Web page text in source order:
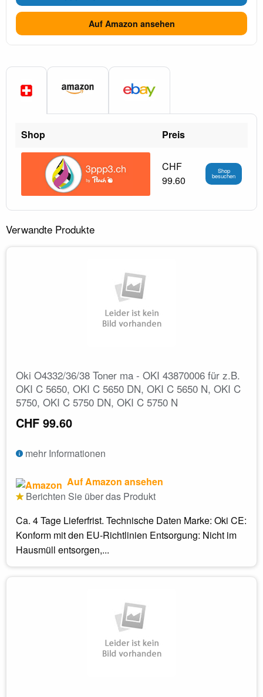
Auf Amazon ansehen
Shop Preis
CHF
99.60
Shop
besuchen
Verwandte Produkte
Oki O4332/36/38 Toner ma - OKI 43870006 für z.B.
OKI C 5650, OKI C 5650 DN, OKI C 5650 N, OKI C
5750, OKI C 5750 DN, OKI C 5750 N
CHF 99.60
mehr Informationen
Auf Amazon ansehen
Berichten Sie über das Produkt
Ca. 4 Tage Lieferfrist. Technische Daten Marke: Oki CE:
Konform mit den EU-Richtlinien Entsorgung: Nicht im
Hausmüll entsorgen,...